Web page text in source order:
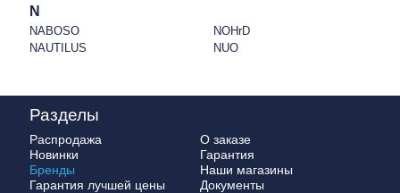
N
NABOSO
NAUTILUS
NOHrD
NUO
Разделы
Распродажа
Новинки
Бренды
Гарантия лучшей цены
О заказе
Гарантия
Наши магазины
Документы